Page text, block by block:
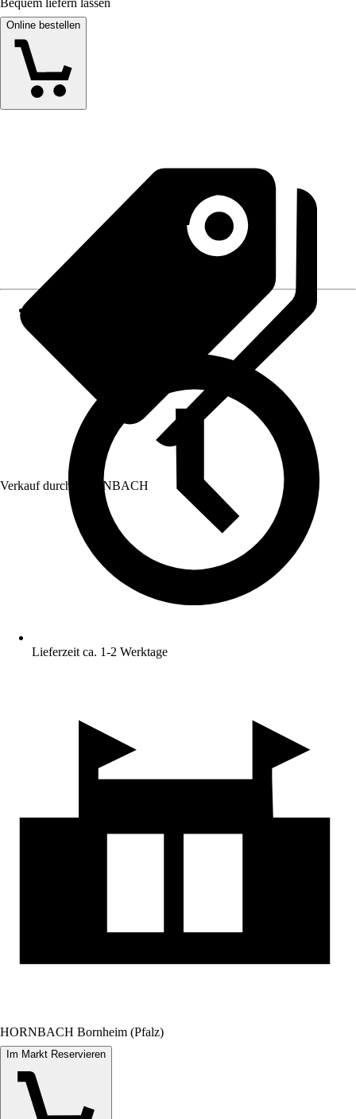
Bequem liefern lassen
Online bestellen
Verkauf durch: HORNBACH
Lieferzeit ca. 1-2 Werktage
HORNBACH Bornheim (Pfalz)
Im Markt Reservieren